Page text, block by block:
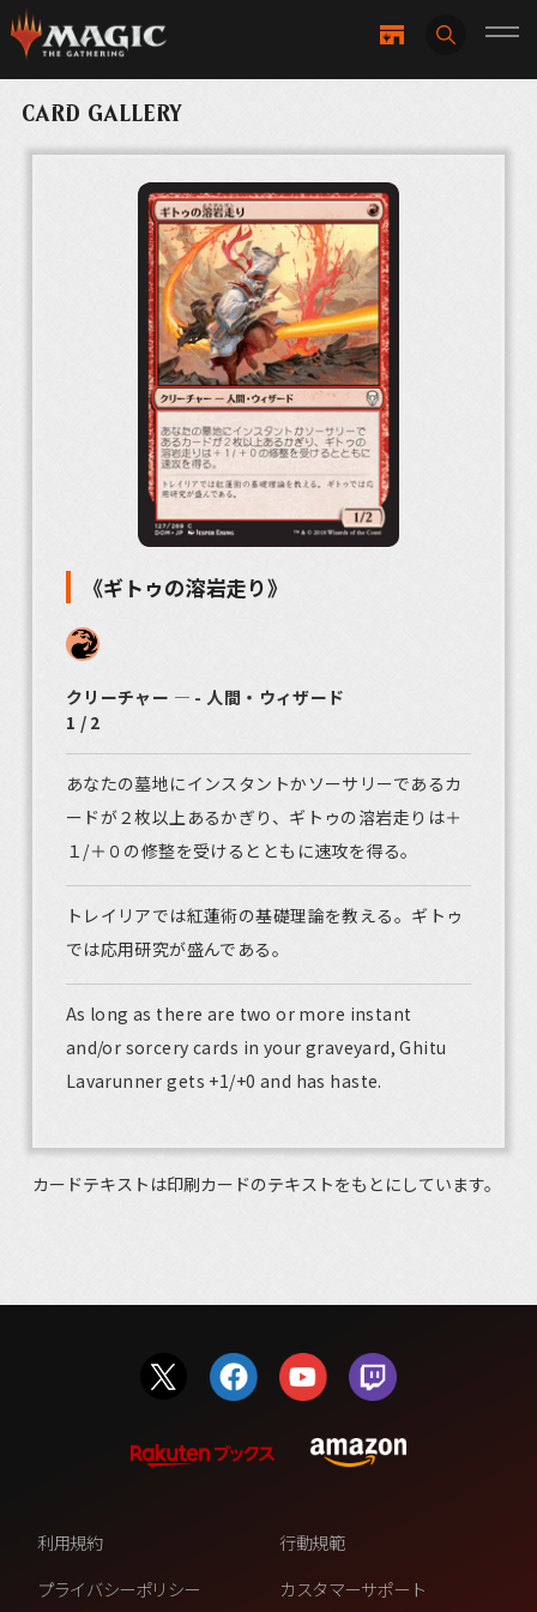
CARD GALLERY
《ギトゥの溶岩走り》
クリーチャー ― - 人間・ウィザード
1 / 2
あなたの墓地にインスタントかソーサリーであるカ
ードが２枚以上あるかぎり、ギトゥの溶岩走りは＋
１/＋０の修整を受けるとともに速攻を得る。
トレイリアでは紅蓮術の基礎理論を教える。ギトゥ
では応用研究が盛んである。
As long as there are two or more instant
and/or sorcery cards in your graveyard, Ghitu
Lavarunner gets +1/+0 and has haste.
カードテキストは印刷カードのテキストをもとにしています。
利用規約
行動規範
プライバシーポリシー
カスタマーサポート